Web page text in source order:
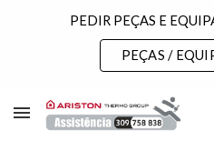
Skip to main content
PEDIR PEÇAS E
PEÇAS /